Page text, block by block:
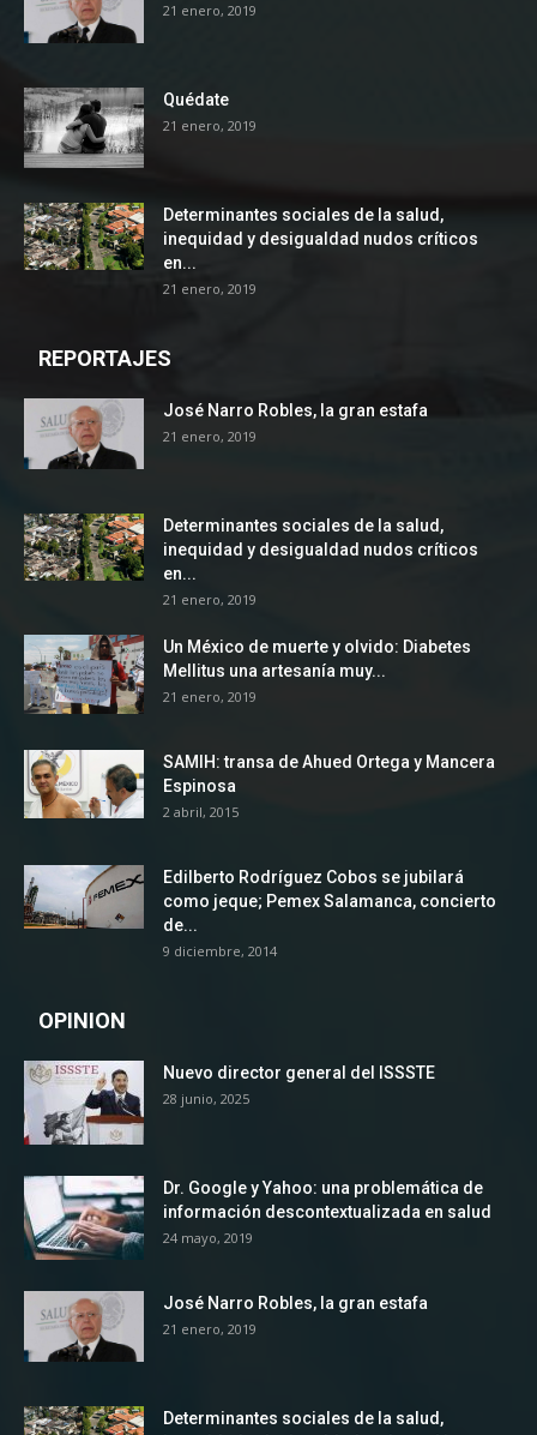
21 enero, 2019
Quédate
21 enero, 2019
Determinantes sociales de la salud,
inequidad y desigualdad nudos críticos
en...
21 enero, 2019
REPORTAJES
José Narro Robles, la gran estafa
21 enero, 2019
Determinantes sociales de la salud,
inequidad y desigualdad nudos críticos
en...
21 enero, 2019
Un México de muerte y olvido: Diabetes
Mellitus una artesanía muy...
21 enero, 2019
SAMIH: transa de Ahued Ortega y Mancera
Espinosa
2 abril, 2015
Edilberto Rodríguez Cobos se jubilará
como jeque; Pemex Salamanca, concierto
de...
9 diciembre, 2014
OPINION
Nuevo director general del ISSSTE
28 junio, 2025
Dr. Google y Yahoo: una problemática de
información descontextualizada en salud
24 mayo, 2019
José Narro Robles, la gran estafa
21 enero, 2019
Determinantes sociales de la salud,